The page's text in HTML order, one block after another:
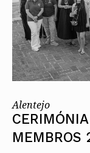
Alentejo
MEMBROS